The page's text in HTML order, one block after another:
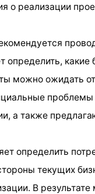
о реализации
определить,
можно ожидать
проблемы
а также
определить
текущих
В